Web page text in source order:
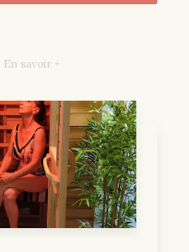
En savoir +